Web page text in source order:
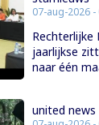
07-aug-2026 -
jaarlijkse
naar één
united news